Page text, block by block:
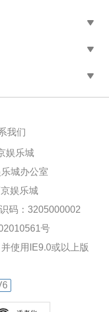
我们
娱乐城
城办公室
娱乐城
码：3205000002
号
使用IE9.0或以上版